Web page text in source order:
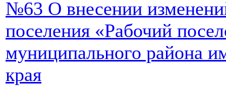
№63 О внесении
поселения «Рабочий
муниципального района
края